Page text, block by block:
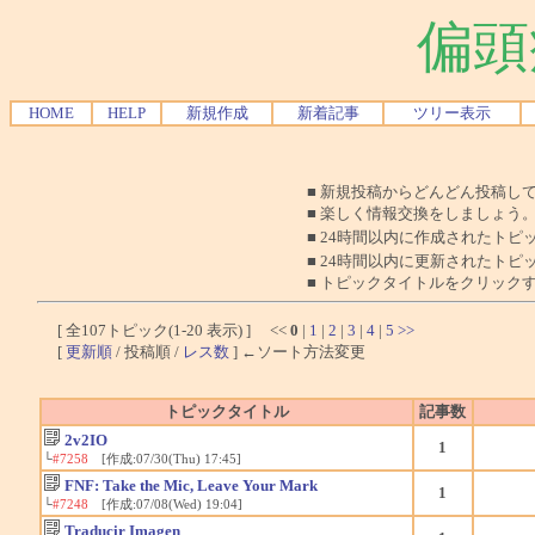
偏
HOME HELP 新規作成 新着記事 ツリー表示
■ 新規投稿からどんどん投稿し
■ 楽しく情報交換をしましょう
■ 24時間以内に作成されたトピ
■ 24時間以内に更新されたトピ
■ トピックタイトルをクリック
[ 全107トピック(1-20 表示) ] << 0 | 1 | 2 | 3 | 4 | 5 >>
[ 更新順 / 投稿順 / レス数 ] ←ソート方法変更
トピックタイトル
記事数
2v2IO
└#7258 [作成:07/30(Thu) 17:45]
1
FNF: Take the Mic, Leave Your Mark
└#7248 [作成:07/08(Wed) 19:04]
1
Traducir Imagen